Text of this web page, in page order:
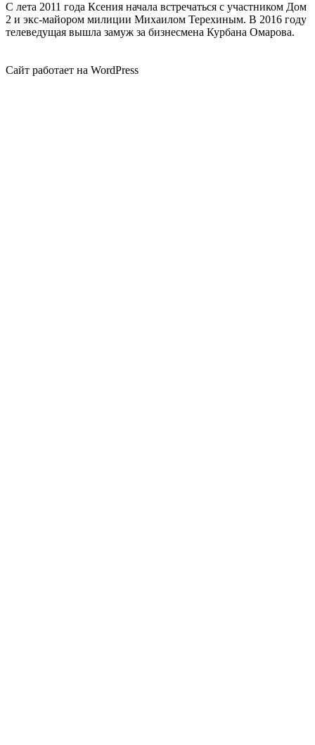
С лета 2011 года Ксения начала встречаться с участником Дом
2 и экс-майором милиции Михаилом Терехиным. В 2016 году
телеведущая вышла замуж за бизнесмена Курбана Омарова.
Сайт работает на WordPress